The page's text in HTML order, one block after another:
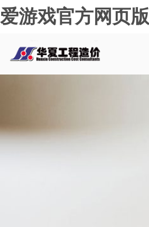
爱游戏官方网页版